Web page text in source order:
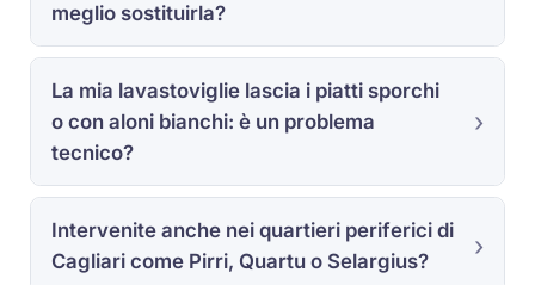
meglio sostituirla?
La mia lavastoviglie lascia i piatti sporchi
o con aloni bianchi: è un problema
tecnico?
Intervenite anche nei quartieri periferici di
Cagliari come Pirri, Quartu o Selargius?